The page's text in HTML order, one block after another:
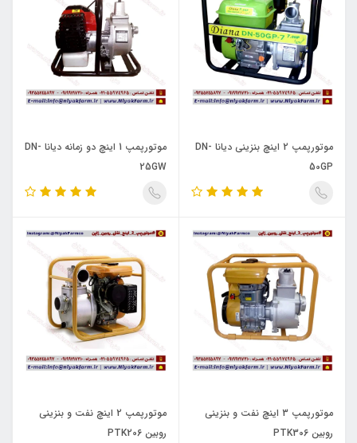
موتورپمپ 2 اینچ بنزینی دیانا DN-
50GP
موتورپمپ 1 اینچ دو زمانه دیانا DN-
25GW
موتورپمپ 3 اینچ نفت و بنزینی
روبین PTK306
موتورپمپ 2 اینچ نفت و بنزینی
روبین PTK206